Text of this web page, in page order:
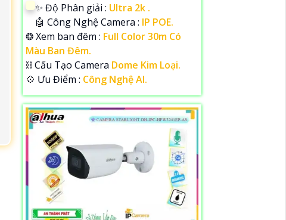
✨ Độ Phân giải : Ultra 2k .
🤖️ Công Nghệ Camera : IP POE.
❂ Xem ban đêm : Full Color 30m Có
Màu Ban Đêm.
⛓ Cấu Tạo Camera Dome Kim Loại.
️💠 Ưu Điểm : Công Nghệ AI.